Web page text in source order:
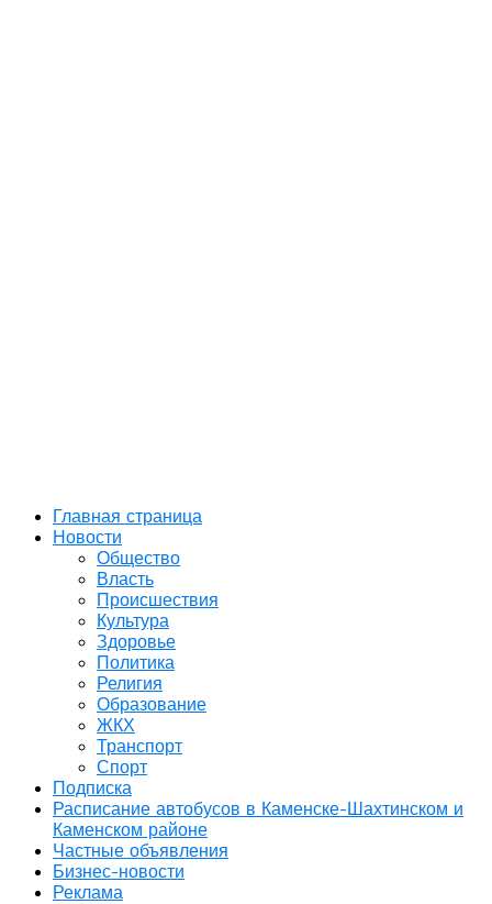
Главная страница
Новости
Общество
Власть
Происшествия
Культура
Здоровье
Политика
Религия
Образование
ЖКХ
Транспорт
Спорт
Подписка
Расписание автобусов в Каменске-Шахтинском и
Каменском районе
Частные объявления
Бизнес-новости
Реклама